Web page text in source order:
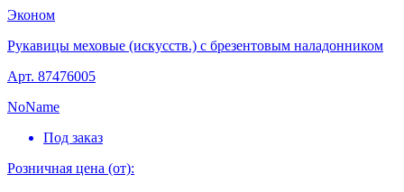
Эконом
Рукавицы меховые (искусств.) с брезентовым наладонником
Арт. 87476005
NoName
Под заказ
Розничная цена (от):